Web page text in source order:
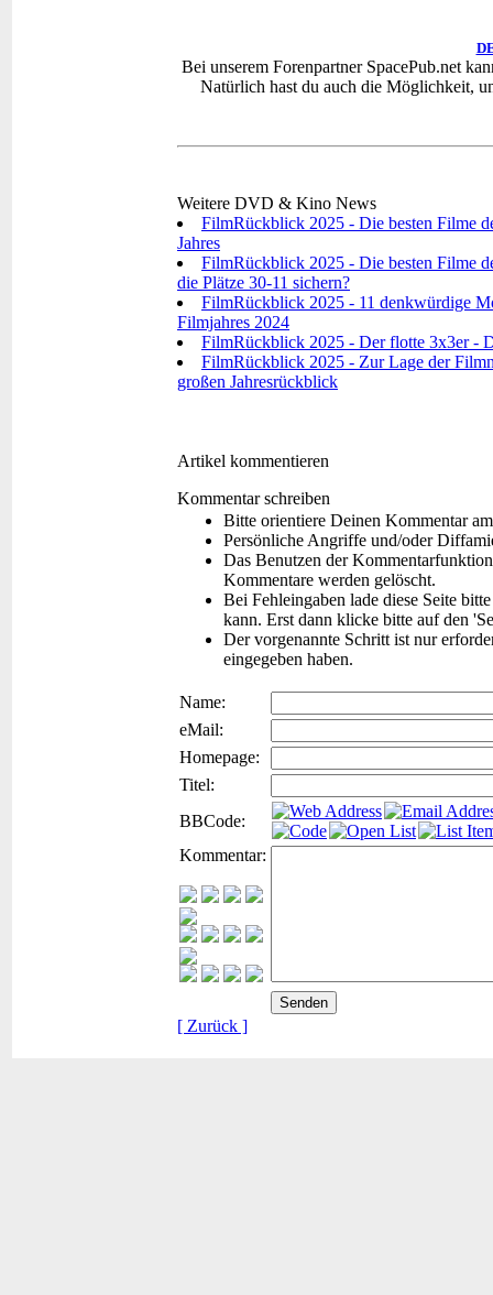
Bei unserem Forenpartner SpacePub.net
Natürlich hast du auch die Möglichkeit,
Weitere DVD & Kino News
FilmRückblick 2025 - Die besten Filme
Jahres
FilmRückblick 2025 - Die besten Filme
die Plätze 30-11 sichern?
FilmRückblick 2025 - 11 denkwürdige
Filmjahres 2024
FilmRückblick 2025 - Der flotte 3x3er -
FilmRückblick 2025 - Zur Lage der
großen Jahresrückblick
Artikel kommentieren
Kommentar schreiben
Bitte orientiere Deinen Kommentar
Persönliche Angriffe und/oder
Das Benutzen der
Kommentare werden gelöscht.
Bei Fehleingaben lade diese Seite
kann. Erst dann klicke bitte auf den
Der vorgenannte Schritt ist nur
eingegeben haben.
Name:
eMail:
Homepage:
Titel:
BBCode:
Kommentar:
[ Zurück ]